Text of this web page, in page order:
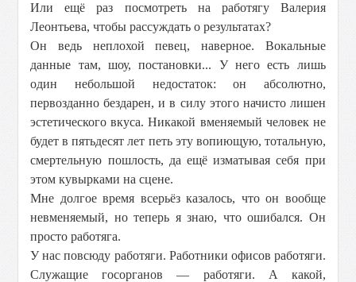
Или ещё раз посмотреть на работягу Валерия
Леонтьева, чтобы рассуждать о результатах?
Он ведь неплохой певец, наверное. Вокальные
данные там, шоу, постановки... У него есть лишь
один небольшой недостаток: он абсолютно,
первозданно бездарен, и в силу этого начисто лишен
эстетического вкуса. Никакой вменяемый человек не
будет в пятьдесят лет петь эту вопиющую, тотальную,
смертельную пошлость, да ещё изматывая себя при
этом кувырками на сцене.
Мне долгое время всерьёз казалось, что он вообще
невменяемый, но теперь я знаю, что ошибался. Он
просто работяга.
У нас повсюду работяги. Работники офисов работяги.
Служащие госорганов — работяги. А какой,